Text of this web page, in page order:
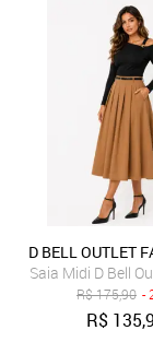
D BELL OUTLET
Saia Midi D Bell
R$175,90 -
R$